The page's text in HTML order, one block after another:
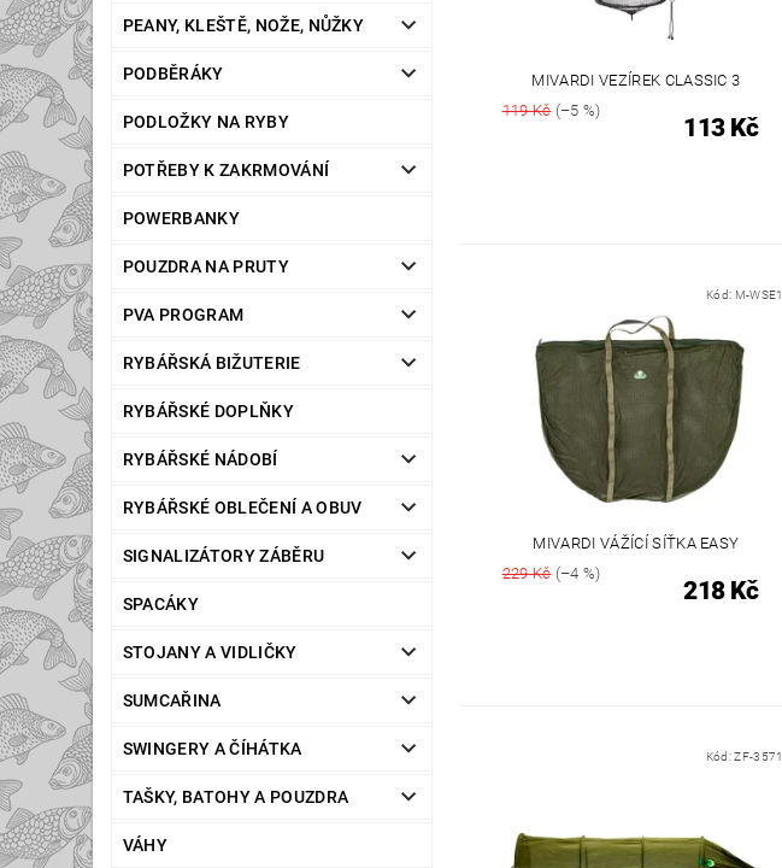
PEANY, KLEŠTĚ, NOŽE, NŮŽKY
PODBĚRÁKY
PODLOŽKY NA RYBY
POTŘEBY K ZAKRMOVÁNÍ
POWERBANKY
POUZDRA NA PRUTY
PVA PROGRAM
RYBÁŘSKÁ BIŽUTERIE
RYBÁŘSKÉ DOPLŇKY
RYBÁŘSKÉ NÁDOBÍ
RYBÁŘSKÉ OBLEČENÍ A OBUV
SIGNALIZÁTORY ZÁBĚRU
SPACÁKY
STOJANY A VIDLIČKY
SUMCAŘINA
SWINGERY A ČÍHÁTKA
TAŠKY, BATOHY A POUZDRA
VÁHY
MIVARDI VEZÍREK CLASSIC 3
119 Kč(–5 %)
113 Kč
Kód: M-WSE1
MIVARDI VÁŽÍCÍ SÍŤKA EASY
229 Kč(–4 %)
218 Kč
Kód:ZF-3571